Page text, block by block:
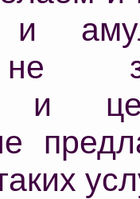
и
и